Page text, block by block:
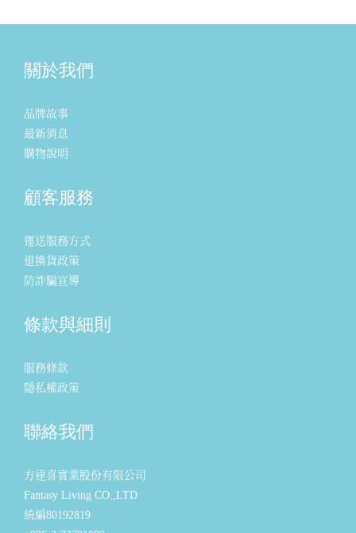
關於我們
品牌故事
最新消息
購物說明
顧客服務
運送服務方式
退換貨政策
防詐騙宣導
條款與細則
服務條款
隱私權政策
聯絡我們
方達喜實業股份有限公司
Fantasy Living CO.,LTD
統編80192819